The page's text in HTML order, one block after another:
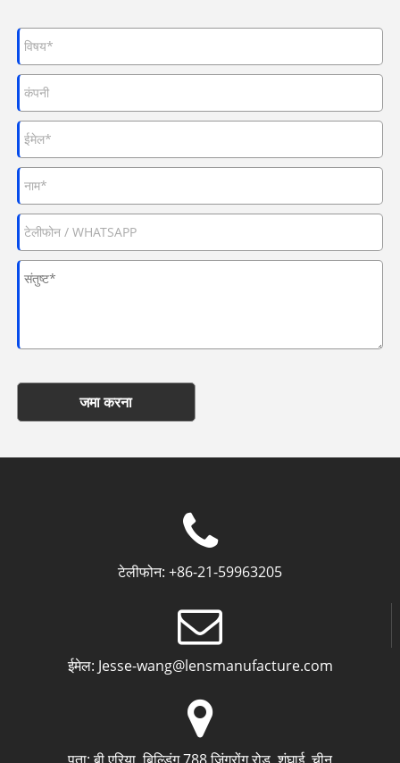
जमा करना
टेलीफोन: +86-21-59963205
ईमेल: Jesse-wang@lensmanufacture.com